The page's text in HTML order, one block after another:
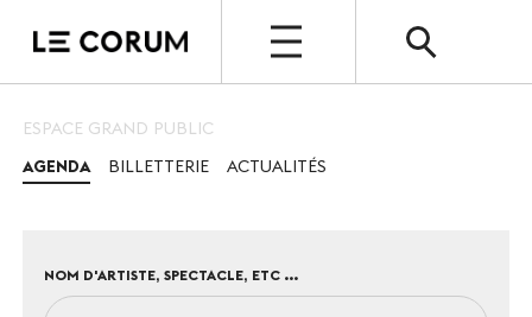
ESPACE PRO
Nos espaces
ESPACE GRAND PUBLIC
AGENDA
BILLETTERIE ACTUALITÉS
NOM D'ARTISTE, SPECTACLE, ETC ...